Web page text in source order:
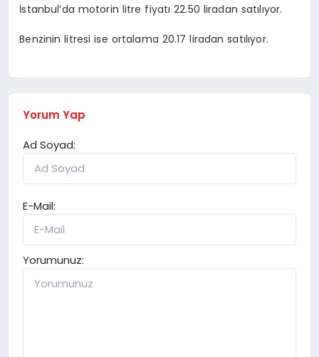
İstanbul’da motorin litre fiyatı 22.50 liradan satılıyor.
Benzinin litresi ise ortalama 20.17 liradan satılıyor.
Yorum Yap
Ad Soyad:
E-Mail:
Yorumunuz: